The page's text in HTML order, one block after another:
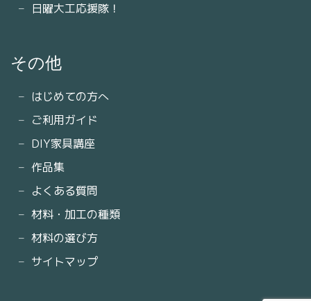
日曜大工応援隊！
その他
はじめての方へ
ご利用ガイド
DIY家具講座
作品集
よくある質問
材料・加工の種類
材料の選び方
サイトマップ